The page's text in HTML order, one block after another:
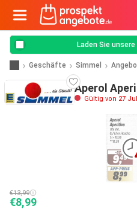
Laden Sie
Geschäfte Simmel
Aperol
Gültig von 27
€13,99
€8,99